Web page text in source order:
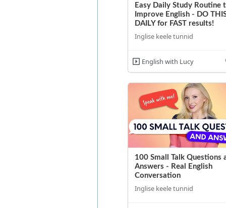
Easy Daily Study Routine
Improve English - DO
DAILY for FAST results!
Inglise keele tunnid
English with Lucy
100 Small Talk Questions
Answers - Real English
Conversation
Inglise keele tunnid